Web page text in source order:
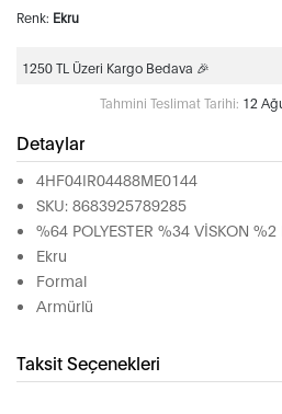
Renk: Ekru
1250 TL Üzeri Kargo Bedava 🎉
Tahmini Teslimat Tarihi: 12
Detaylar
4HF04IR04488ME0144
SKU: 8683925789285
%64 POLYESTER %34 VİSKON %2
Ekru
Formal
Armürlü
Taksit Seçenekleri